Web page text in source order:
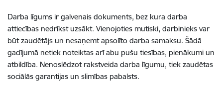
Darba līgums ir galvenais dokuments, bez kura darba
attiecības nedrīkst uzsākt. Vienojoties mutiski, darbinieks var
būt zaudētājs un nesaņemt apsolīto darba samaksu. Šādā
gadījumā netiek noteiktas arī abu pušu tiesības, pienākumi un
atbildība. Nenoslēdzot rakstveida darba līgumu, tiek zaudētas
sociālās garantijas un slimības pabalsts.